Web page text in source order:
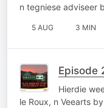
n tegniese adviseer
5 AUG 3 MIN
Episode
Hierdie
le Roux, n Veearts